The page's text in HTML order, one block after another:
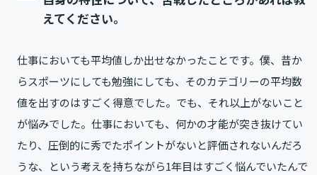
えてください。
仕事においても平均値しか出せなかったことです。僕、昔か
らスポーツにしても勉強にしても、そのカテゴリーの平均数
値を出すのはすごく得意でした。でも、それ以上がないこと
が悩みでした。仕事においても、何かの才能が突き抜けてい
たり、圧倒的に秀でたポイントがないと評価されないんだろ
うな、という考えを持ちながら1年目はすごく悩んでいたんで